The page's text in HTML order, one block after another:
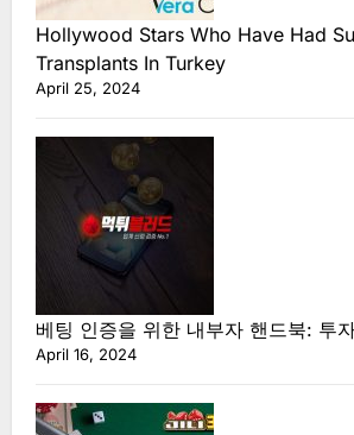
Hollywood Stars Who Have Had
Transplants In Turkey
April 25, 2024
베팅 인증을 위한 내부자 핸드북: 투
April 16, 2024